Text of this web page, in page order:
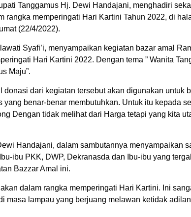
Tanggamus Hj. Dewi Handajani, menghadiri
rangka memperingati Hari Kartini Tahun 2022, di
(22/4/2022).
Syafi’i, menyampaikan kegiatan bazar amal
Hari Kartini 2022. Dengan tema ” Wanita
Maju”.
donasi dari kegiatan tersebut akan digunakan untuk
yang benar-benar membutuhkan. Untuk itu kepada
Dengan tidak melihat dari Harga tetapi yang kita
Handajani, dalam sambutannya menyampaikan
ibu PKK, DWP, Dekranasda dan Ibu-ibu yang
Bazzar Amal ini.
dalam rangka memperingati Hari Kartini. Ini
masa lampau yang berjuang melawan ketidak